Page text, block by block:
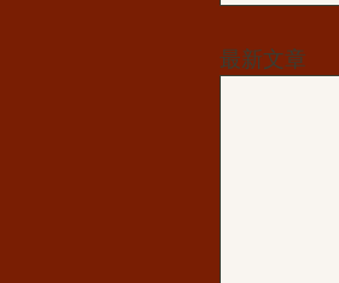
最新文章